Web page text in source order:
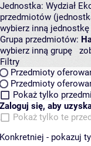
Jednostka: Wydział
przedmiotów
wybierz inną jednostkę
Grupa przedmiotów:
wybierz inną grupę
Filtry
Przedmioty
Przedmioty
Pokaż tylko
Zaloguj się, aby
Pokaż tylko te
Konkretniej - pokazuj